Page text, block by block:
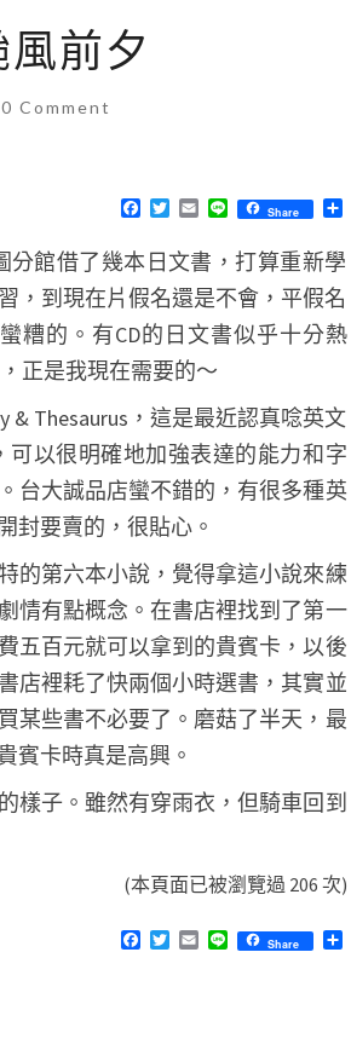
前夕
C
0 Comment
F
e
b
o
o
k
T
t
t
e
r
E
a
i
l
L
e
Share
分
館借了幾本日文書，打算重新學
到現在片假名還是不會，平假名
糟的。有CD的日文書似乎十分熱
正是我現在需要的～
& Thesaurus，這是最近認真唸英文
可以很明確地加強表達的能力和字
台大誠品店蠻不錯的，有很多種英
封要賣的，很貼心。
的第六本小說，覺得拿這小說來練
情有點概念。在書店裡找到了第一
五百元就可以拿到的貴賓卡，以後
店裡耗了快兩個小時選書，其實並
某些書不必要了。磨菇了半天，最
賓卡時真是高興。
樣子。雖然有穿雨衣，但騎車回到
(本頁面已被瀏覽過 206 次)
F
T
E
L
Share
分